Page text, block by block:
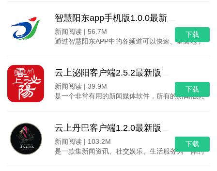
智慧阳东app手机版1.0.0最新版
新闻阅读 | 56.7M
通过智慧阳东APP中的各频道可以快速、全面地了解
下载
云上泌阳客户端2.5.2最新版
新闻阅读 | 39.9M
是一个非常有用的新闻媒体软件，所有的新闻信息都
下载
云上丹巴客户端1.2.0最新版
新闻阅读 | 103.2M
是一款集新闻资讯、社交娱乐、生活服务为一体的
下载